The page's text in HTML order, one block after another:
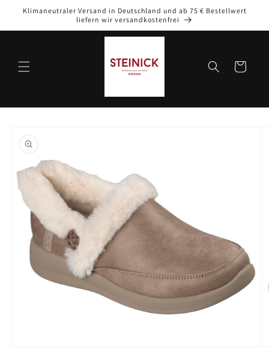
zum
Klimaneutraler Versand in Deutschland und ab 75 € Bestellwert
liefern wir versandkostenfrei
Warenkorb